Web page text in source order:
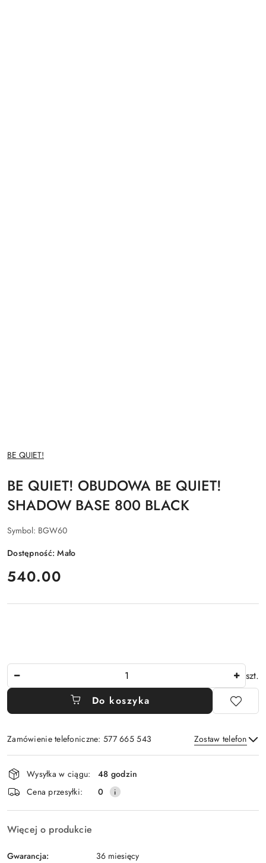
NAZWA
PRODUCENTA:
BE QUIET!
BE QUIET! OBUDOWA BE QUIET!
SHADOW BASE 800 BLACK
Symbol: BGW60
Dostępność:Mało
cena:
540.00
szt.
Do koszyka
Zamówienie telefoniczne: 577 665 543 Zostaw telefon
Wyślij
Dostępność
i
dostawa
Wysyłka w ciągu:
48 godzin
Cena przesyłki:
0
Więcej o produkcie
Gwarancja:
36 miesięcy